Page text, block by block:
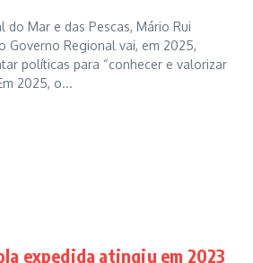
do Mar e das Pescas, Mário Rui
Governo Regional vai, em 2025,
políticas para “conhecer e valorizar
2025, o...
expedida atingiu em 2023